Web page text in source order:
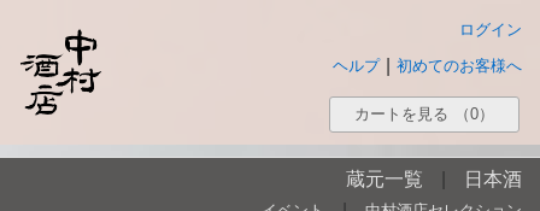
ログイン
初めてのお客様へ
ヘルプ
カートを見る （0）
蔵元一覧 日本酒